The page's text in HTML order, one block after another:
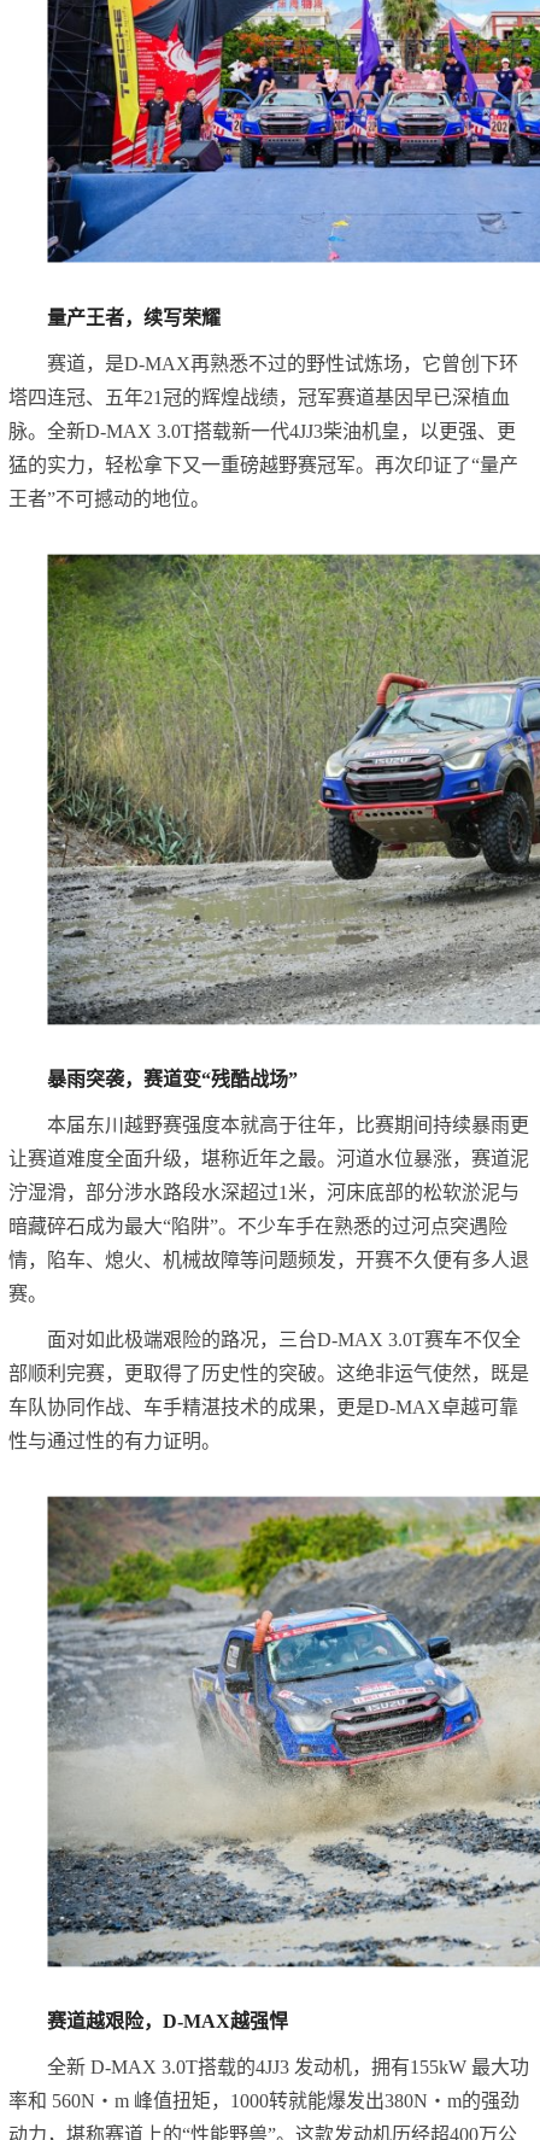
量产王者，续写荣耀
赛道，是D-MAX再熟悉不过的野性试炼场，它曾创下环
塔四连冠、五年21冠的辉煌战绩，冠军赛道基因早已深植血
脉。全新D-MAX 3.0T搭载新一代4JJ3柴油机皇，以更强、更
猛的实力，轻松拿下又一重磅越野赛冠军。再次印证了“量产
王者”不可撼动的地位。
暴雨突袭，赛道变“残酷战场”
本届东川越野赛强度本就高于往年，比赛期间持续暴雨更
让赛道难度全面升级，堪称近年之最。河道水位暴涨，赛道泥
泞湿滑，部分涉水路段水深超过1米，河床底部的松软淤泥与
暗藏碎石成为最大“陷阱”。不少车手在熟悉的过河点突遇险
情，陷车、熄火、机械故障等问题频发，开赛不久便有多人退
赛。
面对如此极端艰险的路况，三台D-MAX 3.0T赛车不仅全
部顺利完赛，更取得了历史性的突破。这绝非运气使然，既是
车队协同作战、车手精湛技术的成果，更是D-MAX卓越可靠
性与通过性的有力证明。
赛道越艰险，D-MAX越强悍
全新 D-MAX 3.0T搭载的4JJ3 发动机，拥有155kW 最大功
率和 560N・m 峰值扭矩，1000转就能爆发出380N・m的强劲
动力，堪称赛道上的“性能野兽”。这款发动机历经超400万公